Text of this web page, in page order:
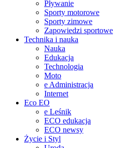
Pływanie
Sporty motorowe
Sporty zimowe
Zapowiedzi sportowe
Technika i nauka
Nauka
Edukacja
Technologia
Moto
e Administracja
Internet
Eco EO
e Leśnik
ECO edukacja
ECO newsy
Życie i Styl